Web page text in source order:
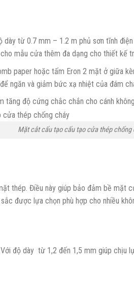
từ 0.7 mm – 1.2 m phủ sơn tĩnh
mẫu cửa thêm đa dạng cho thiết kế
paper hoặc tấm Eron 2 mặt ở giữa
ngăn và giảm bức xạ nhiệt của đám
tăng độ cứng chắc chắn cho cánh
Mặt cắt cấu tạo cấu tạo cửa thép chống
thép. Điều này giúp bảo đảm bề mặt
được lựa chọn phù hợp cho nhiều
độ dày từ 1,2 đến 1,5 mm giúp chịu